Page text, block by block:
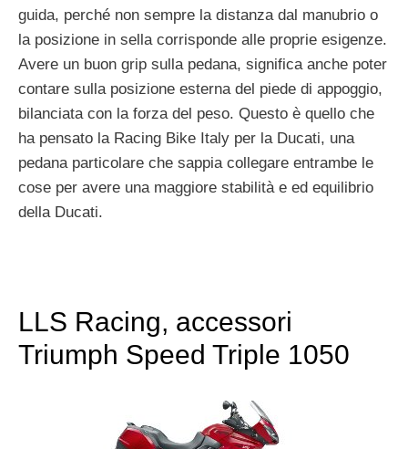
guida, perché non sempre la distanza dal manubrio o
la posizione in sella corrisponde alle proprie esigenze.
Avere un buon grip sulla pedana, significa anche poter
contare sulla posizione esterna del piede di appoggio,
bilanciata con la forza del peso. Questo è quello che
ha pensato la Racing Bike Italy per la Ducati, una
pedana particolare che sappia collegare entrambe le
cose per avere una maggiore stabilità e ed equilibrio
della Ducati.
LLS Racing, accessori
Triumph Speed Triple 1050